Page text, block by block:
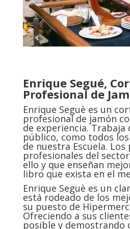
Enrique Segué,
Profesional de
Enrique Seguè es un
profesional de jamón
de experiencia. Trabaja
público, como todos
de nuestra Escuela.
profesionales del
ello y que enseñan
libro que exista en el
Enrique Seguè es un
está rodeado de los
su puesto de
Ofreciendo a sus
posible y demostrando